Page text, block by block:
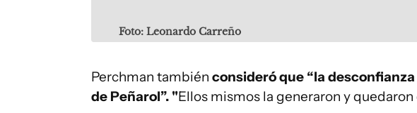
Foto: Leonardo Carreño
Perchman también consideró que “la
de Peñarol”. "Ellos mismos la generaron y